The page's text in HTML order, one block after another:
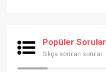
Popüler Sorular
Sıkça sorulan sorular